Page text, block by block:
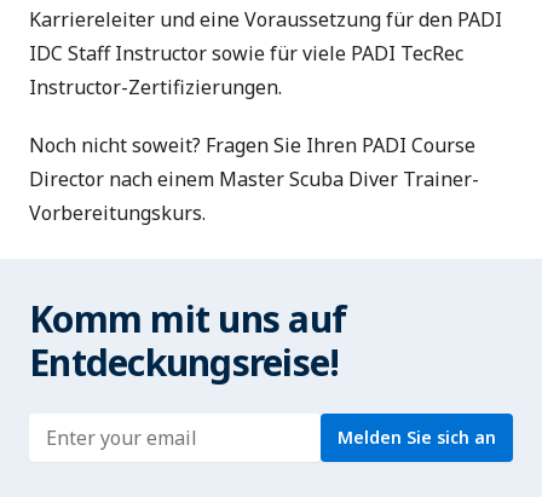
Karriereleiter und eine Voraussetzung für den PADI
IDC Staff Instructorsowie für viele PADI TecRec
Instructor-Zertifizierungen.
Noch nicht soweit? Fragen Sie Ihren PADI Course
Director nach einem Master Scuba Diver Trainer-
Vorbereitungskurs.
Komm mit uns auf
Entdeckungsreise!
Enter address Melden Sie sich an